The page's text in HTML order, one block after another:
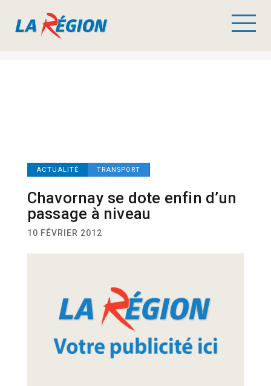
ACTUALITÉ TRANSPORT
Chavornay se dote enfin d’un
passage à niveau
10 FÉVRIER 2012